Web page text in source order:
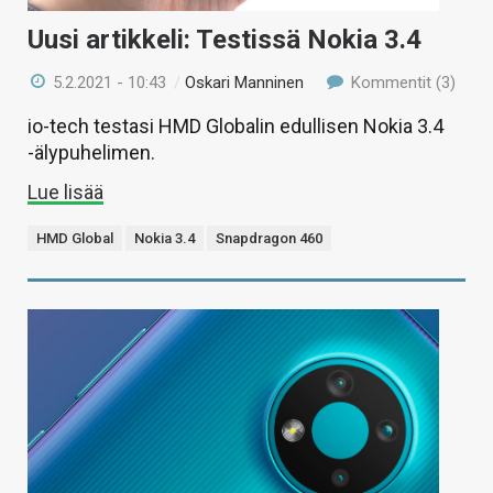
Uusi artikkeli: Testissä Nokia 3.4
5.2.2021 - 10:43 /Oskari Manninen Kommentit (3)
io-tech testasi HMD Globalin edullisen Nokia 3.4
-älypuhelimen.
Lue lisää
HMD Global Nokia 3.4 Snapdragon 460